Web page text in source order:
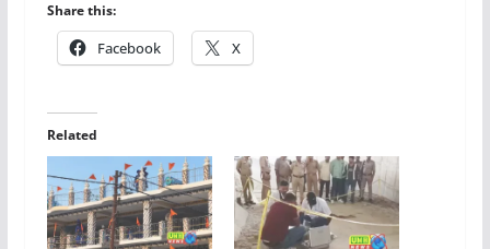
Share this:
Facebook X
Related